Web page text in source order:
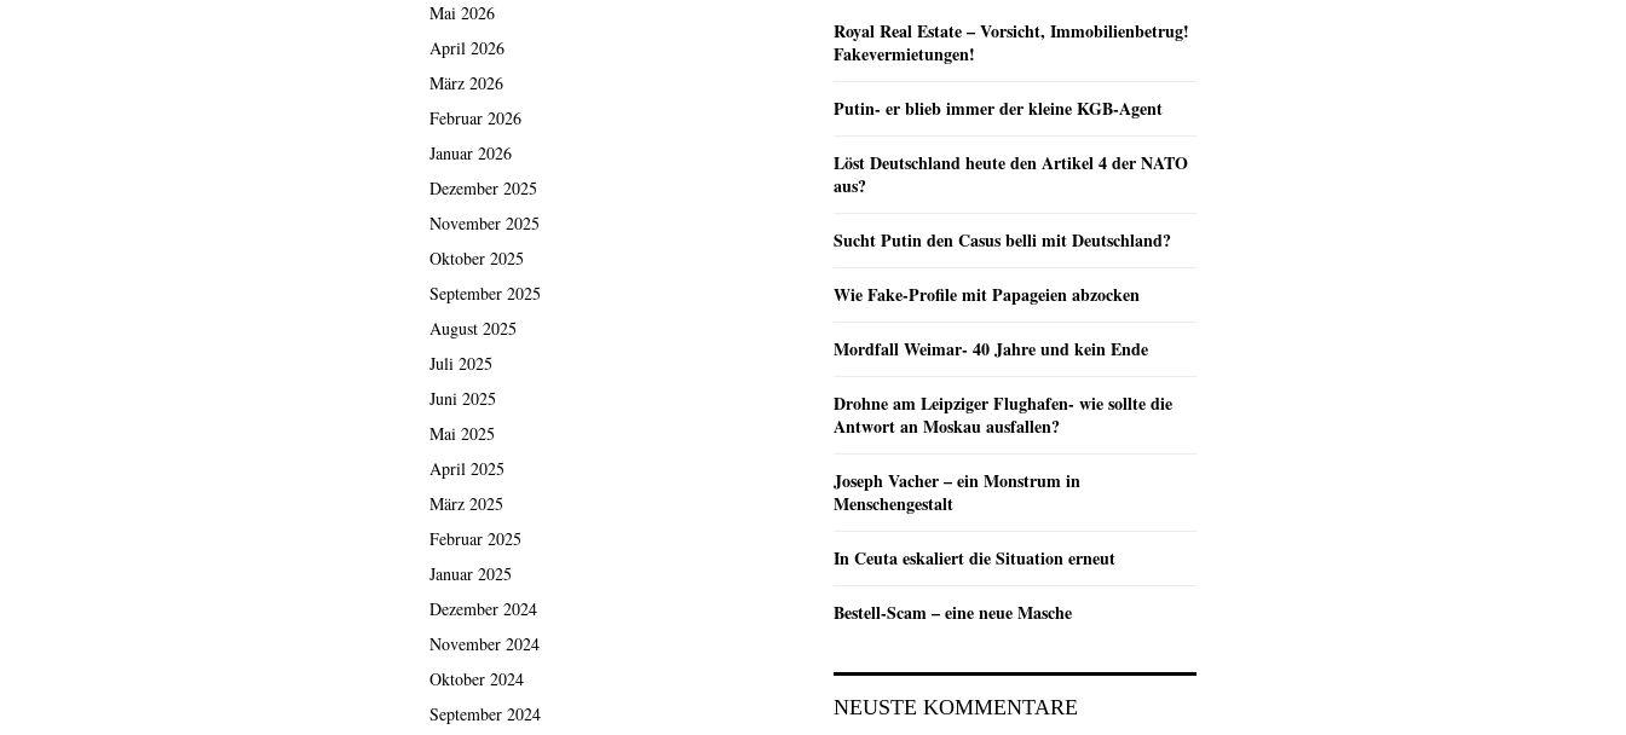
Mai 2026
April 2026
März 2026
Februar 2026
Januar 2026
Dezember 2025
November 2025
Oktober 2025
September 2025
August 2025
Juli 2025
Juni 2025
Mai 2025
April 2025
März 2025
Februar 2025
Januar 2025
Dezember 2024
November 2024
Oktober 2024
September 2024
Royal Real Estate – Vorsicht, Immobilienbetrug!
Fakevermietungen!
Putin- er blieb immer der kleine KGB-Agent
Löst Deutschland heute den Artikel 4 der NATO
aus?
Sucht Putin den Casus belli mit Deutschland?
Wie Fake-Profile mit Papageien abzocken
Mordfall Weimar- 40 Jahre und kein Ende
Drohne am Leipziger Flughafen- wie sollte die
Antwort an Moskau ausfallen?
Joseph Vacher – ein Monstrum in
Menschengestalt
In Ceuta eskaliert die Situation erneut
Bestell-Scam – eine neue Masche
NEUSTE KOMMENTARE